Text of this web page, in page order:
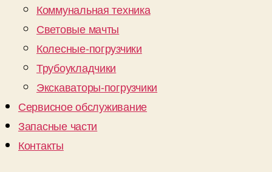
Коммунальная техника
Световые мачты
Колесные-погрузчики
Трубоукладчики
Экскаваторы-погрузчики
Сервисное обслуживание
Запасные части
Контакты